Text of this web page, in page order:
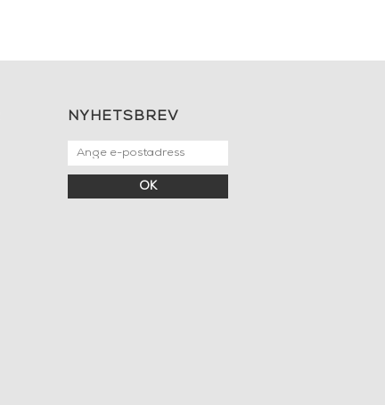
NYHETSBREV
OK